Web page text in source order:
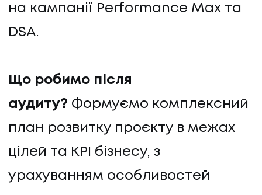
на кампанії Performance Max та
DSA.
Що робимо після
аудиту? Формуємо комплексний
план розвитку проєкту в межах
цілей та KPI бізнесу, з
урахуванням особливостей